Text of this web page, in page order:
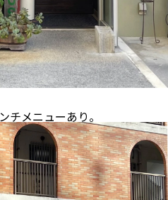
チメニューあり。